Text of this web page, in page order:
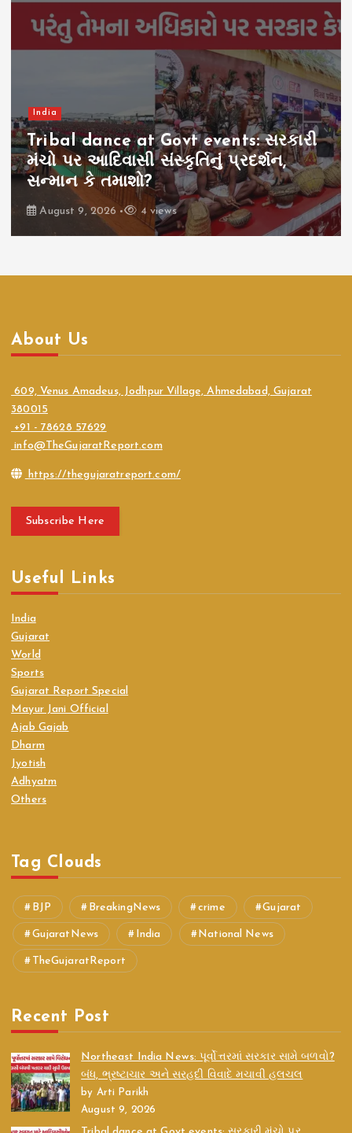
India
Tribal dance at Govt events: સરકારી
મંચો પર આદિવાસી સંસ્કૃતિનું પ્રદર્શન,
સન્માન કે તમાશો?
August 9, 2026 4 views
About Us
609, Venus Amadeus, Jodhpur Village, Ahmedabad, Gujarat
380015
+91 - 78628 57629
info@TheGujaratReport.com
https://thegujaratreport.com/
Subscribe Here
Useful Links
India
Gujarat
World
Sports
Gujarat Report Special
Mayur Jani Official
Ajab Gajab
Dharm
Jyotish
Adhyatm
Others
Tag Clouds
BJP BreakingNews crime Gujarat
GujaratNews India National News
TheGujaratReport
Recent Post
Northeast India News: પૂર્વોત્તરમાં સરકાર સામે બળવો?
બંધ, ભ્રષ્ટાચાર અને સરહદી વિવાદે મચાવી હલચલ
by Arti Parikh
August 9, 2026